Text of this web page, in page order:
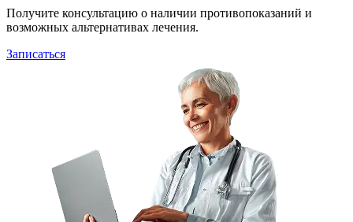
Получите консультацию о наличии противопоказаний и
возможных альтернативах лечения.
Записаться